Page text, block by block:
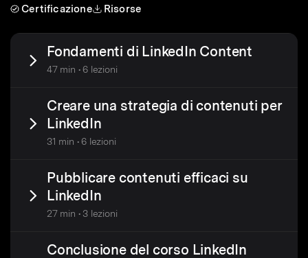
Certificazione
Risorse
Fondamenti di LinkedIn Content
47 min • 6 lezioni
Creare una strategia di contenuti per
LinkedIn
31 min • 6 lezioni
Pubblicare contenuti efficaci su
LinkedIn
27 min • 3 lezioni
Conclusione del corso LinkedIn